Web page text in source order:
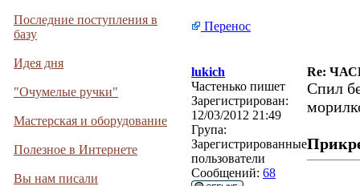
Последние поступления в
базу
Идея дня
"Очумелые ручки"
Мастерская и оборудование
Полезное в Интернете
Вы нам писали
Перенос
lukich
Re:
Частенько пишет
Зарегистрирован:
12/03/2012 21:49
Група:
Зарегистрированные
пользователи
Сообщений: 68
Спил